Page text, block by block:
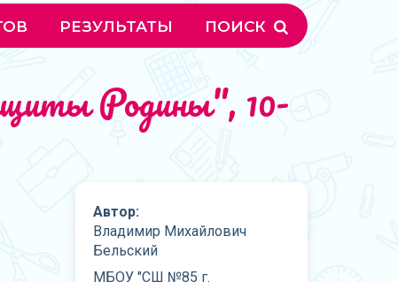
РЕЗУЛЬТАТЫ ПОИСК
Родины", 10-
Автор:
Владимир Михайлович
Бельский
МБОУ "СШ №85 г.